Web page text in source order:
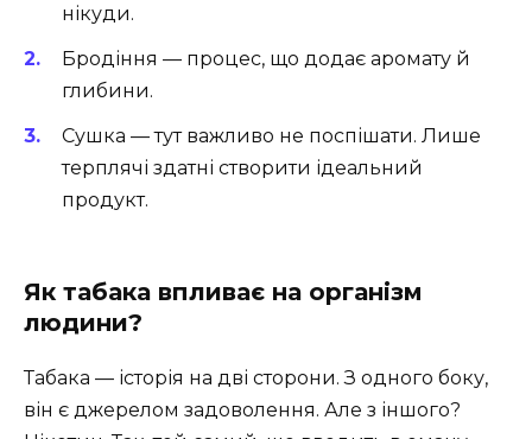
нікуди.
Бродіння — процес, що додає аромату й
глибини.
Сушка — тут важливо не поспішати. Лише
терплячі здатні створити ідеальний
продукт.
Як табака впливає на організм
людини?
Табака — історія на дві сторони. З одного боку,
він є джерелом задоволення. Але з іншого?